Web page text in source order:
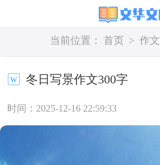
当前位置： 首页 > 作文
冬日写景作文300字
时间：2025-12-16 22:59:33